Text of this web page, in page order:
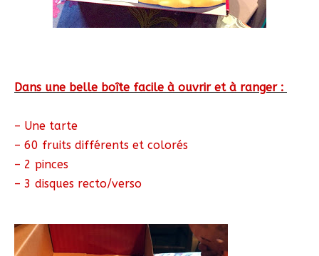
Dans une belle boîte facile à ouvrir et à ranger :
– Une tarte
– 60 fruits différents et colorés
– 2 pinces
– 3 disques recto/verso